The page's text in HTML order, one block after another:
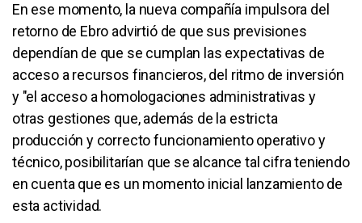
En ese momento, la nueva compañía impulsora del
retorno de Ebro advirtió de que sus previsiones
dependían de que se cumplan las expectativas de
acceso a recursos financieros, del ritmo de inversión
y "el acceso a homologaciones administrativas y
otras gestiones que, además de la estricta
producción y correcto funcionamiento operativo y
técnico, posibilitarían que se alcance tal cifra teniendo
en cuenta que es un momento inicial lanzamiento de
esta actividad.